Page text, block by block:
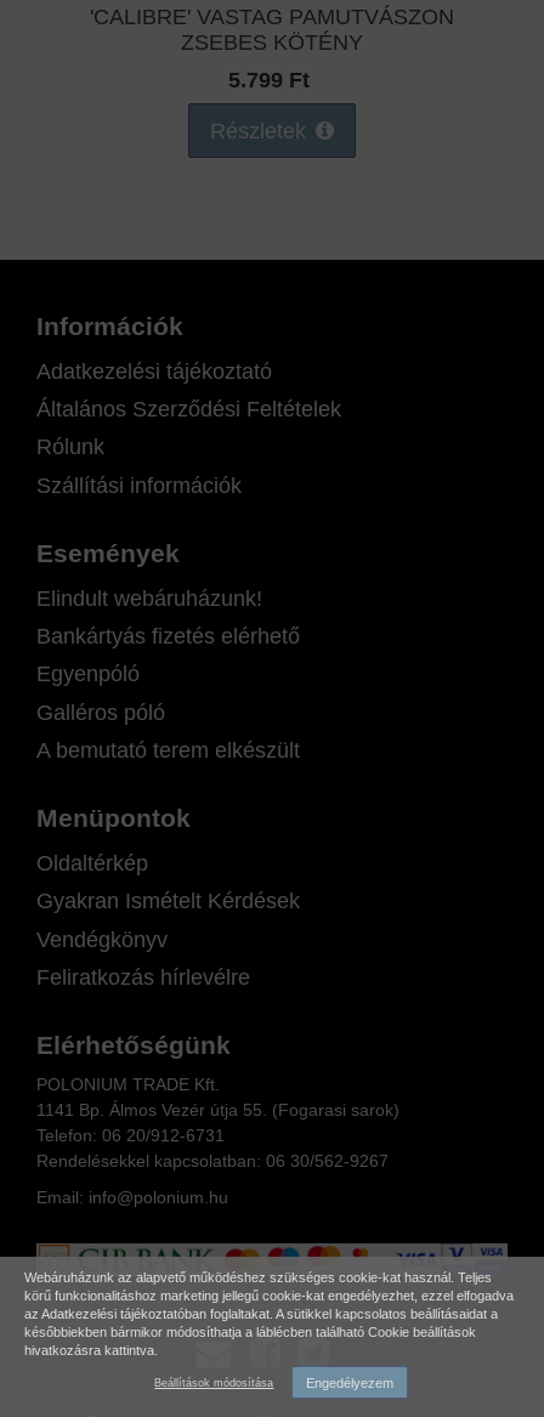
Webáruházunk az alapvető működéshez szükséges cookie-kat használ. Teljes
körű funkcionalitáshoz marketing jellegű cookie-kat engedélyezhet, ezzel elfogadva
az Adatkezelési tájékoztatóban foglaltakat. A sütikkel kapcsolatos beállításaidat a
későbbiekben bármikor módosíthatja a láblécben található Cookie beállítások
hivatkozásra kattintva.
Beállítások módosítása Engedélyezem
'CALIBRE' VASTAG PAMUTVÁSZON
ZSEBES KÖTÉNY
5.799 Ft
Részletek
Információk
Adatkezelési tájékoztató
Általános Szerződési Feltételek
Rólunk
Szállítási információk
Események
Elindult webáruházunk!
Bankártyás fizetés elérhető
Egyenpóló
Galléros póló
A bemutató terem elkészült
Menüpontok
Oldaltérkép
Gyakran Ismételt Kérdések
Vendégkönyv
Feliratkozás hírlevélre
Elérhetőségünk
POLONIUM TRADE Kft.
1141 Bp. Álmos Vezér útja 55. (Fogarasi sarok)
Telefon: 06 20/912-6731
Rendelésekkel kapcsolatban: 06 30/562-9267
Email: info@polonium.hu